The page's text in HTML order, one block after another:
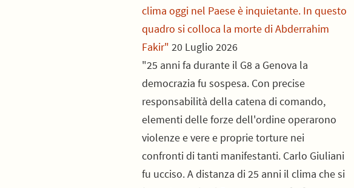
clima oggi nel Paese è inquietante. In questo
quadro si colloca la morte di Abderrahim
Fakir" 20 Luglio 2026
"25 anni fa durante il G8 a Genova la
democrazia fu sospesa. Con precise
responsabilità della catena di comando,
elementi delle forze dell'ordine operarono
violenze e vere e proprie torture nei
confronti di tanti manifestanti. Carlo Giuliani
fu ucciso. A distanza di 25 anni il clima che si